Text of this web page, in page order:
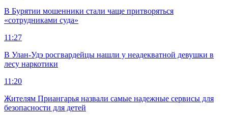
В Бурятии мошенники стали чаще притворяться
«сотрудниками суда»
11:27
В Улан-Удэ росгвардейцы нашли у неадекватной девушки в
лесу наркотики
11:20
Жителям Приангарья назвали самые надежные сервисы для
безопасности для детей